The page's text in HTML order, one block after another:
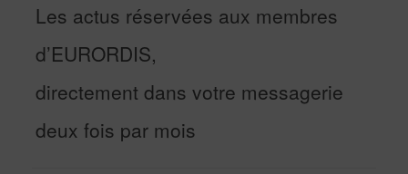
Les actus réservées aux membres
d’EURORDIS,
directement dans votre messagerie
deux fois par mois